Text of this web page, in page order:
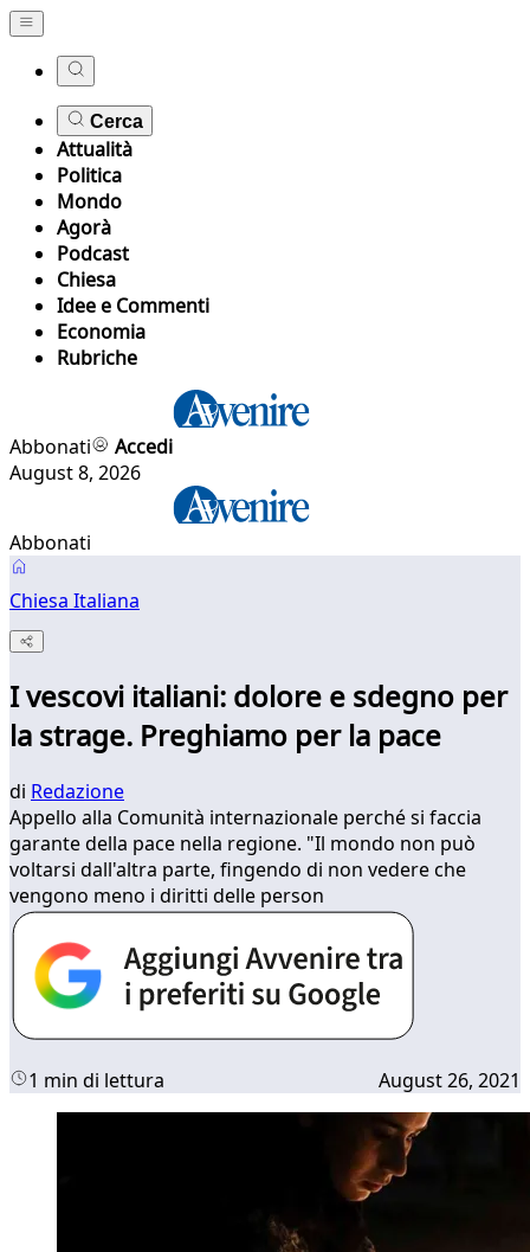
Cerca
Attualità
Politica
Mondo
Agorà
Podcast
Chiesa
Idee e Commenti
Economia
Rubriche
Abbonati
Accedi
August 8, 2026
Abbonati
Chiesa Italiana
I vescovi italiani: dolore e sdegno per
la strage. Preghiamo per la pace
di Redazione
Appello alla Comunità internazionale perché si faccia
garante della pace nella regione. "Il mondo non può
voltarsi dall'altra parte, fingendo di non vedere che
vengono meno i diritti delle person
1 min di lettura August 26, 2021